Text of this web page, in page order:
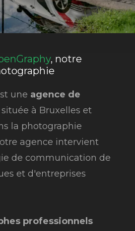
, notre
une agence de
située à Bruxelles et
la photographie
agence intervient
de communication de
et d'entreprises
professionnels